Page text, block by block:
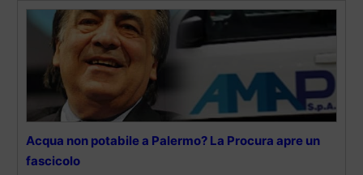
Acqua non potabile a Palermo? La Procura apre un
fascicolo